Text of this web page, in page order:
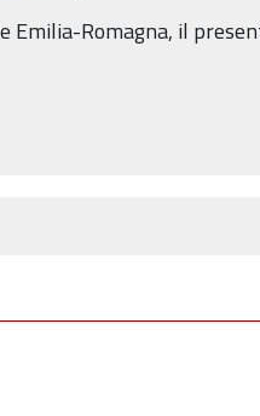
Romagna, il